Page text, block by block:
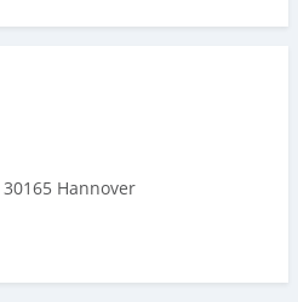
30165 Hannover